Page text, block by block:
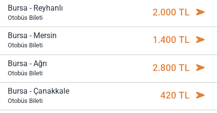
Bursa - Reyhanlı
Otobüs Bileti 2.000 TL
Bursa - Mersin
Otobüs Bileti 1.400 TL
Bursa - Ağrı
Otobüs Bileti 2.800 TL
Bursa - Çanakkale
Otobüs Bileti 420 TL